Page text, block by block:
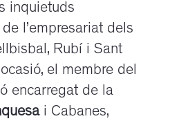
inquietuds
l’empresariat dels
Rubí i Sant
el membre del
encarregat de la
i Cabanes,